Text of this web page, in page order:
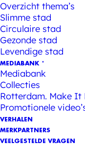
Overzicht thema’s
Slimme stad
Circulaire stad
Gezonde stad
Levendige stad
MEDIABANK
Mediabank
Collecties
Rotterdam. Make It
Promotionele
VERHALEN
MERKPARTNERS
VEELGESTELDE VRAGEN